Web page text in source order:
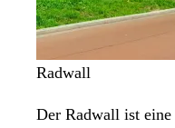
Radwall
Der Radwall ist